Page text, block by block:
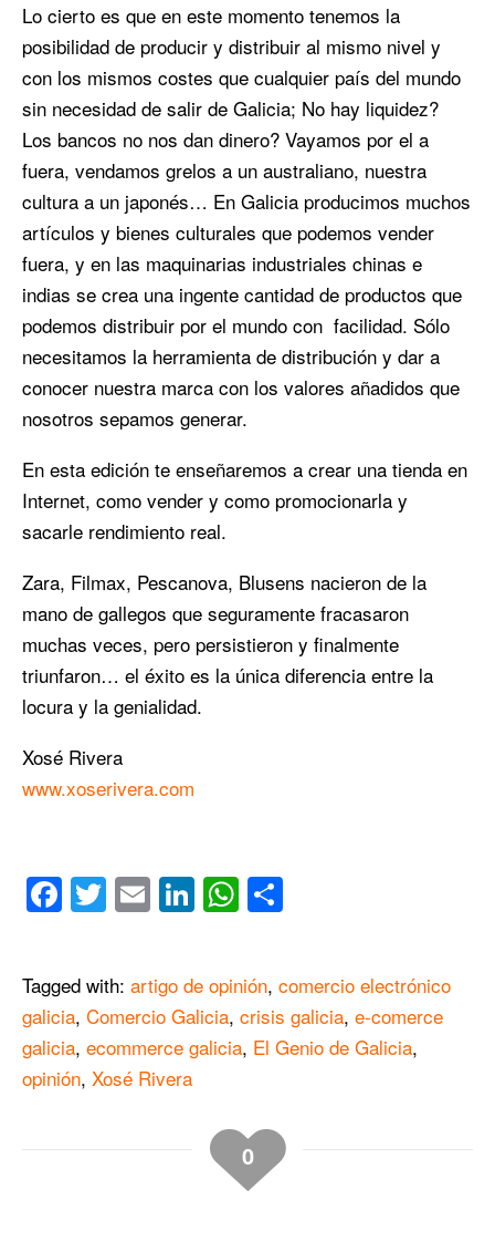
Lo cierto es que en este momento tenemos la
posibilidad de producir y distribuir al mismo nivel y
con los mismos costes que cualquier país del mundo
sin necesidad de salir de Galicia; No hay liquidez?
Los bancos no nos dan dinero? Vayamos por el a
fuera, vendamos grelos a un australiano, nuestra
cultura a un japonés… En Galicia producimos muchos
artículos y bienes culturales que podemos vender
fuera, y en las maquinarias industriales chinas e
indias se crea una ingente cantidad de productos que
podemos distribuir por el mundo con facilidad. Sólo
necesitamos la herramienta de distribución y dar a
conocer nuestra marca con los valores añadidos que
nosotros sepamos generar.
En esta edición te enseñaremos a crear una tienda en
Internet, como vender y como promocionarla y
sacarle rendimiento real.
Zara, Filmax, Pescanova, Blusens nacieron de la
mano de gallegos que seguramente fracasaron
muchas veces, pero persistieron y finalmente
triunfaron… el éxito es la única diferencia entre la
locura y la genialidad.
Xosé Rivera
www.xoserivera.com
Facebook
Twitter
EmailLinkedIn
WhatsApp
Tagged with: artigo de opinión, comercio electrónico
galicia, Comercio Galicia, crisis galicia, e-comerce
galicia, ecommerce galicia, El Genio de Galicia,
opinión, Xosé Rivera
0